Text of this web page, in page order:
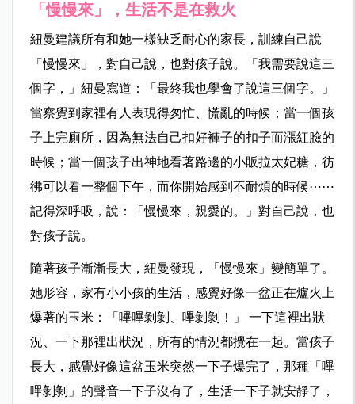
「慢慢來」，生活不是在救火
紐曼建議所有和她一樣缺乏耐心的家長，訓練自己說
「慢慢來」，對自己說，也對孩子說。「我需要說這三
個字，」紐曼寫道：「最終我也學會了說這三個字。」
當察覺到家裡有人表現得匆忙、慌亂的時候；當一個孩
子上完廁所，因為無法自己扣好褲子的扣子而漲紅臉的
時候；當一個孩子出神地看著路邊的小販拉太妃糖，彷
彿可以看一整個下午，而你開始感到不耐煩的時候⋯⋯
記得深呼吸，說：「慢慢來，親愛的。」對自己說，也
對孩子說。
隨著孩子漸漸長大，紐曼發現，「慢慢來」變簡單了。
她形容，家有小小孩的生活，感覺好像一盆正在爐火上
爆著的玉米：「嗶嗶剝剝、嗶剝剝！」 一下這裡出狀
況、一下那裡出狀況，所有的情況都攪在一起。當孩子
長大，感覺好像這盆玉米突然一下子爆完了，那種「嗶
嗶剝剝」的聲音一下子沒有了，生活一下子就安靜了，